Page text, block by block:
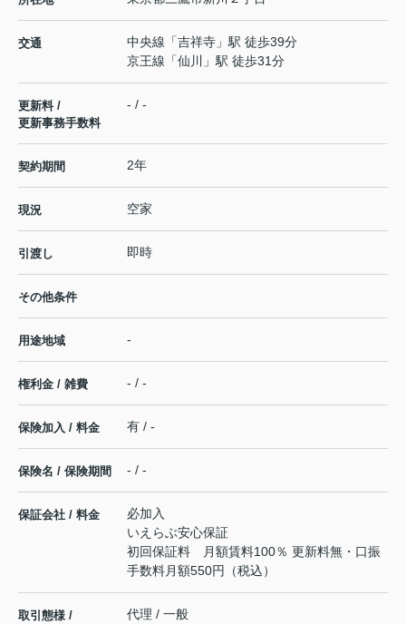
交通 中央線 「吉祥寺 」駅 徒歩39分
京王線 「仙川 」駅 徒歩31分
更新料 /
更新事務手数料
- / -
契約期間 2年
現況 空家
引渡し 即時
その他条件
用途地域 -
権利金 / 雑費 - / -
保険加入 / 料金 有 / -
保険名 / 保険期間 - / -
保証会社 / 料金
必加入
いえらぶ安心保証
初回保証料 月額賃料100％ 更新料無・口振
手数料月額550円（税込）
取引態様 /
代理 / 一般